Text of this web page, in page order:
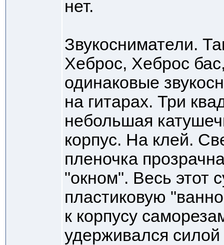
нет.
Звукосниматели.
Хеброс, Хеброс
одинаковые
на гитарах. Три
небольшая
корпус. На клей.
пленочка
"окном". Весь этот
пластиковую
к корпусу
удерживался силой